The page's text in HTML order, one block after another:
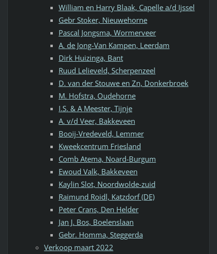
William en Harry Blaak, Capelle a/d Ijssel
Gebr Stoker, Nieuwehorne
Pascal Jongsma, Wormerveer
A. de Jong-Van Kampen, Leerdam
Dirk Huizinga, Bant
Ruud Lelieveld, Scherpenzeel
D. van der Stouwe en Zn, Donkerbroek
M. Hofstra, Oudehorne
I.S. & A Meester, Tijnje
A. v/d Veer, Bakkeveen
Booij-Vredeveld, Lemmer
Kweekcentrum Friesland
Comb Atema, Noard-Burgum
Ewoud Valk, Bakkeveen
Kaylin Slot, Noordwolde-zuid
Raimund Roidl, Katzdorf (DE)
Peter Crans, Den Helder
Jan J. Bos, Boelenslaan
Gebr. Homma, Steggerda
Verkoop maart 2022